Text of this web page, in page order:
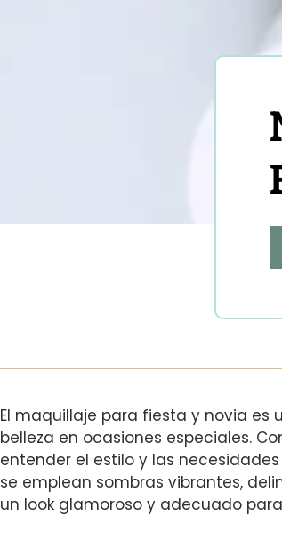
El maquillaje para fiesta y novia
belleza en ocasiones especiales.
entender el estilo y las
se emplean sombras vibrantes,
un look glamoroso y adecuado